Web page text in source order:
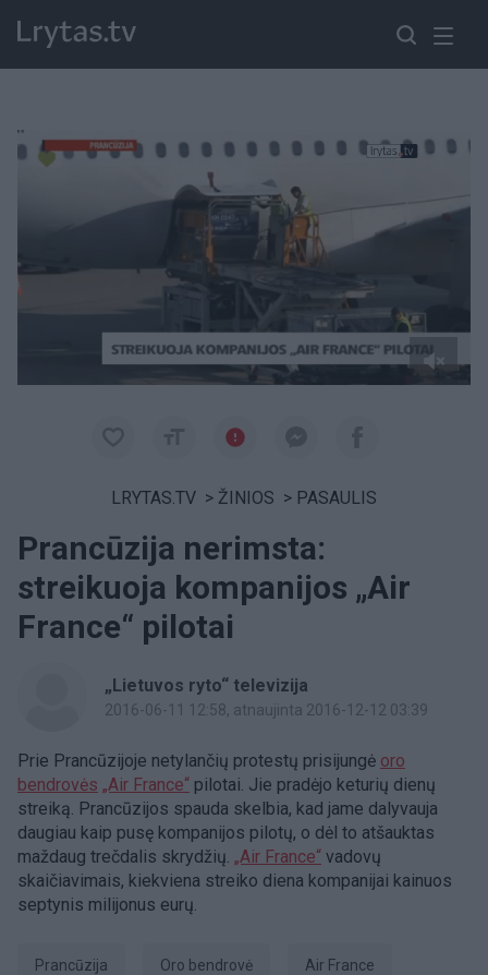
Paremkite Ukrainą
LRYTAS.TV > ŽINIOS > PASAULIS
Prancūzija nerimsta:
streikuoja kompanijos „Air
France“ pilotai
„Lietuvos ryto“ televizija
2016-06-11 12:58, atnaujinta 2016-12-12 03:39
Prie Prancūzijoje netylančių protestų prisijungė oro
bendrovės „Air France“ pilotai. Jie pradėjo keturių dienų
streiką. Prancūzijos spauda skelbia, kad jame dalyvauja
daugiau kaip pusę kompanijos pilotų, o dėl to atšauktas
maždaug trečdalis skrydžių. „Air France“ vadovų
skaičiavimais, kiekviena streiko diena kompanijai kainuos
septynis milijonus eurų.
Prancūzija oro bendrovė Air France